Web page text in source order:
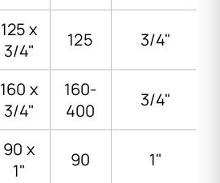
125 x
3/4"
125 3/4"
160 x
3/4"
160-
400
3/4"
90 x
1"
90 1"